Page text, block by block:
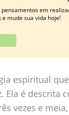
em
mude sua vida hoje!
espiritual
Ela é descrita
vezes e